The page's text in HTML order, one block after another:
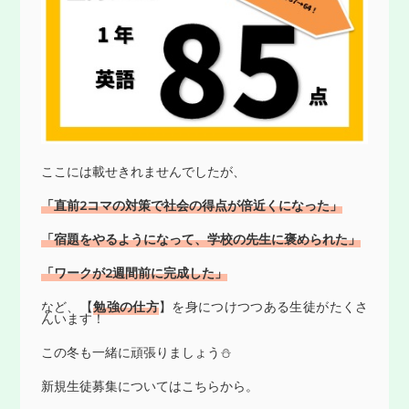
ここには載せきれませんでしたが、
「直前2コマの対策で社会の得点が倍近くになった」
「宿題をやるようになって、学校の先生に褒められた」
「ワークが2週間前に完成した」
など、【勉強の仕方】を身につけつつある生徒がたくさ
んいます！
この冬も一緒に頑張りましょう⛄
新規生徒募集についてはこちらから。